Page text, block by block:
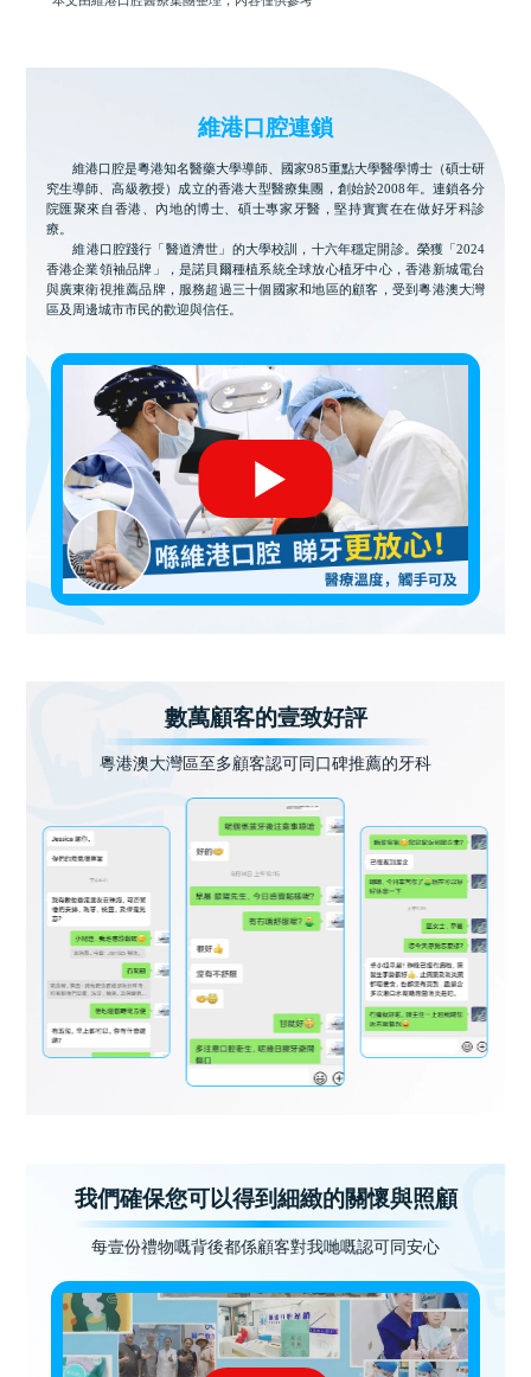
維港口腔連鎖
維港口腔是粵港知名醫藥大學導師、國家985重點大學醫學博士（碩士研
究生導師、高級教授）成立的香港大型醫療集團，創始於2008年。連鎖各分
院匯聚來自香港、內地的博士、碩士專家牙醫，堅持實實在在做好牙科診
療。
維港口腔踐行「醫道濟世」的大學校訓，十六年穩定開診。榮獲「2024
香港企業領袖品牌」，是諾貝爾種植系統全球放心植牙中心，香港新城電台
與廣東衛視推薦品牌，服務超過三十個國家和地區的顧客，受到粵港澳大灣
區及周邊城市市民的歡迎與信任。
數萬顧客的壹致好評
粵港澳大灣區至多顧客認可同口碑推薦的牙科
我們確保您可以得到細緻的關懷與照顧
每壹份禮物嘅背後都係顧客對我哋嘅認可同安心